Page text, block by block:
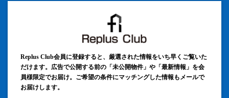
Replus Club会員に登録すると、厳選された情報をいち早くご覧いた
だけます。広告で公開する前の「未公開物件」や「最新情報」を会
員様限定でお届け。ご希望の条件にマッチングした情報もメールで
お届けします。